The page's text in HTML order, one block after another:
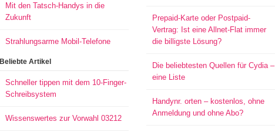
Mit den Tatsch-Handys in die
Zukunft
Strahlungsarme Mobil-Telefone
Beliebte Artikel
Schneller tippen mit dem 10-Finger-
Schreibsystem
Wissenswertes zur Vorwahl 03212
Prepaid-Karte oder Postpaid-
Vertrag: Ist eine Allnet-Flat immer
die billigste Lösung?
Die beliebtesten Quellen für Cydia –
eine Liste
Handynr. orten – kostenlos, ohne
Anmeldung und ohne Abo?